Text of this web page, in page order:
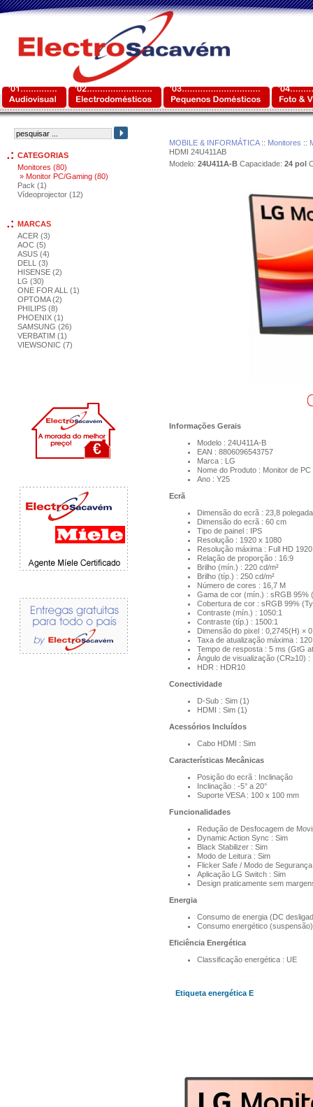
CATEGORIAS
Monitores (80)
» Monitor PC/Gaming (80)
Pack (1)
Vídeoprojector (12)
MARCAS
ACER (3)
AOC (5)
ASUS (4)
DELL (3)
HISENSE (2)
LG (30)
ONE FOR ALL (1)
OPTOMA (2)
PHILIPS (8)
PHOENIX (1)
SAMSUNG (26)
VERBATIM (1)
VIEWSONIC (7)
MOBILE & INFORMÁTICA:: Monitores ::
HDMI 24U411AB
Modelo: 24U411A-BCapacidade: 24 pol
Informações Gerais
Modelo : 24U411A-B
EAN : 8806096543757
Marca : LG
Nome do Produto : Monitor de PC
Ano : Y25
Ecrã
Dimensão do ecrã : 23,8
Dimensão do ecrã : 60 cm
Tipo de painel : IPS
Resolução : 1920 x 1080
Resolução máxima : Full HD
Relação de proporção : 16:9
Brilho (mín.) : 220 cd/m²
Brilho (típ.) : 250 cd/m²
Número de cores : 16,7 M
Gama de cor (mín.) : sRGB 95%
Cobertura de cor : sRGB 99%
Contraste (mín.) : 1050:1
Contraste (típ.) : 1500:1
Dimensão do pixel : 0,2745(H) ×
Taxa de atualização máxima :
Tempo de resposta : 5 ms (GtG
Ângulo de visualização (CR≥10) :
HDR : HDR10
Conectividade
D-Sub : Sim (1)
HDMI : Sim (1)
Acessórios Incluídos
Cabo HDMI : Sim
Características Mecânicas
Posição do ecrã : Inclinação
Inclinação : -5° a 20°
Suporte VESA : 100 x 100 mm
Funcionalidades
Redução de Desfocagem de
Dynamic Action Sync : Sim
Black Stabilizer : Sim
Modo de Leitura : Sim
Flicker Safe / Modo de
Aplicação LG Switch : Sim
Design praticamente sem
Energia
Consumo de energia (DC
Consumo energético
Eficiência Energética
Classificação energética : UE
Etiqueta energética E